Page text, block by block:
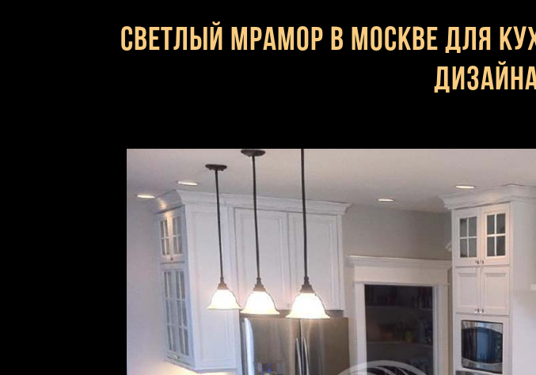
Светлый мрамор в Москве для